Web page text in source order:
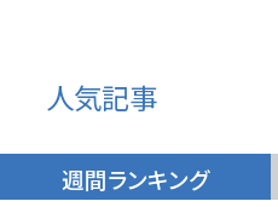
人気記事
週間ランキング